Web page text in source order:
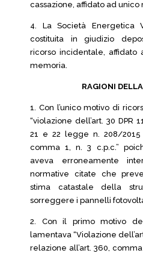
cassazione, affidato ad unico
4. La Società Energetica
costituita in giudizio
ricorso incidentale, affidato
memoria.
RAGIONI
1. Con l’unico motivo di
“violazione dell’art. 30 DPR
21 e 22 legge n. 208/2015
comma 1, n. 3 c.p.c.”
aveva erroneamente
normative citate che
stima catastale della
sorreggere i pannelli
2. Con il primo motivo
lamentava “Violazione
relazione all’art. 360,